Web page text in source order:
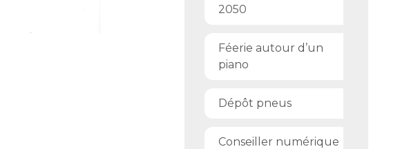
2050
Féerie autour d’un
piano
Dépôt pneus
Conseiller numérique